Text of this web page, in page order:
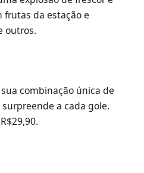
frutas da estação e
outros.
combinação única de
a cada gole.